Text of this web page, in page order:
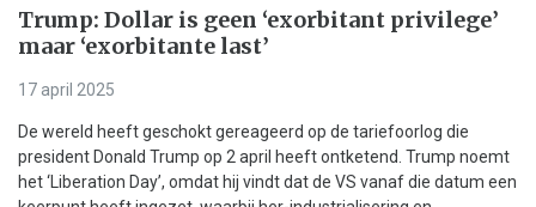
Trump: Dollar is geen ‘exorbitant privilege’
maar ‘exorbitante last’
17 april 2025
De wereld heeft geschokt gereageerd op de tariefoorlog die
president Donald Trump op 2 april heeft ontketend. Trump noemt
het ‘Liberation Day’, omdat hij vindt dat de VS vanaf die datum een